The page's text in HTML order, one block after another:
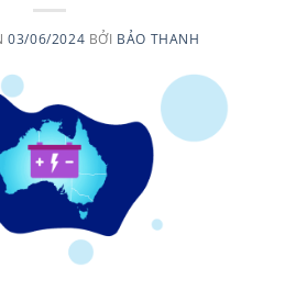
03/06/2024 BỞI BẢO THANH